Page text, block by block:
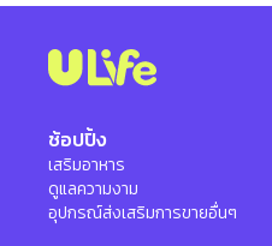
ช้อปปิ้ง
เสริมอาหาร
ดูแลความงาม
อุปกรณ์ส่งเสริมการขายอื่นๆ